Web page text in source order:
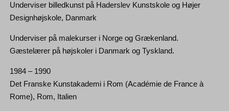
Underviser billedkunst på Haderslev Kunstskole og Højer
Designhøjskole, Danmark
Underviser på malekurser i Norge og Grækenland.
Gæstelærer på højskoler i Danmark og Tyskland.
1984 – 1990
Det Franske Kunstakademi i Rom (Académie de France à
Rome), Rom, Italien